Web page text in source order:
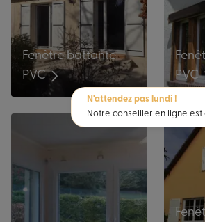
Fenêtre battante
PVC
PVC
N'attendez pas lundi !
Notre conseiller en ligne